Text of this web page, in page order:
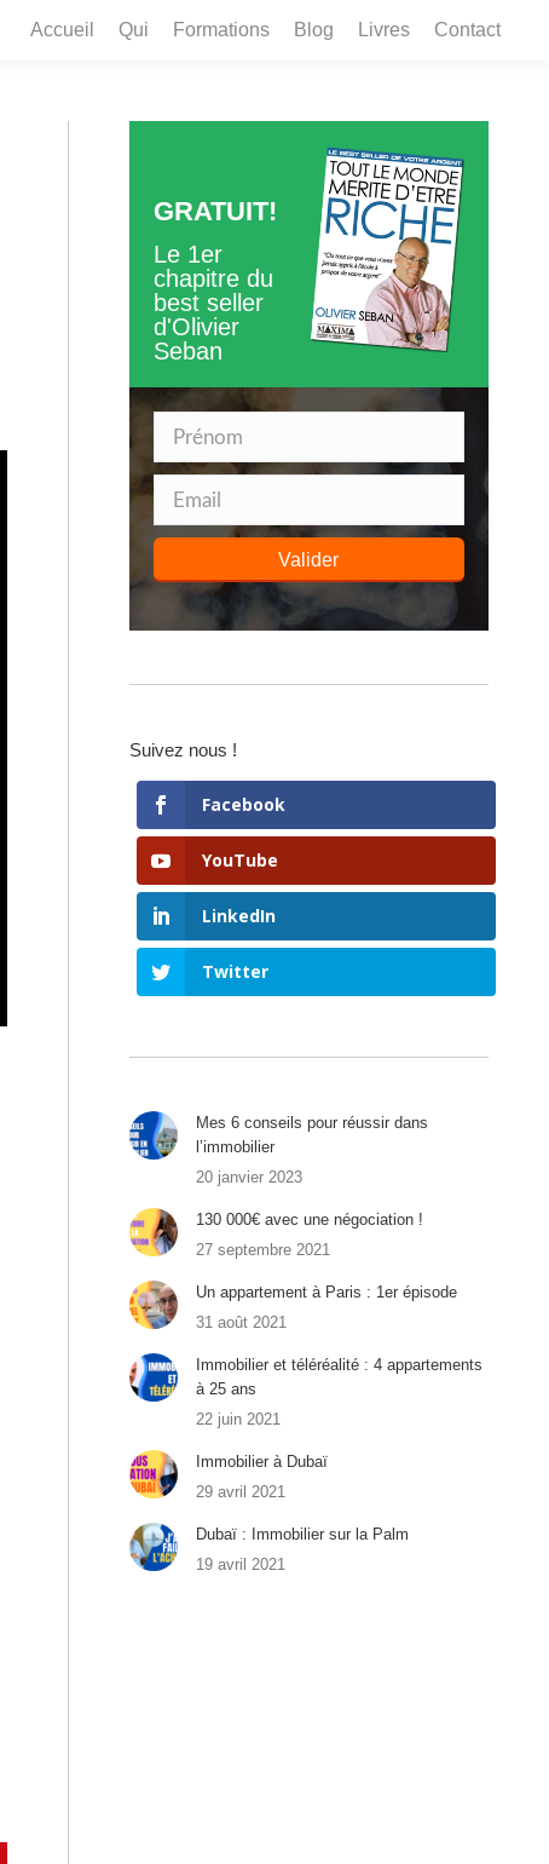
Accueil Qui Formations Blog Livres Contact
GRATUIT!
Le 1er
chapitre du
best seller
d'Olivier
Seban
Valider
Suivez nous !
Facebook
YouTube
LinkedIn
Twitter
Mes 6 conseils pour réussir dans
l’immobilier
20 janvier 2023
130 000€ avec une négociation !
27 septembre 2021
Un appartement à Paris : 1er épisode
31 août 2021
Immobilier et téléréalité : 4 appartements
à 25 ans
22 juin 2021
Immobilier à Dubaï
29 avril 2021
Dubaï : Immobilier sur la Palm
19 avril 2021
Accueil Qui Formations Blog Livres Contact